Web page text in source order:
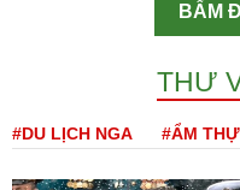
BẤM
THƯ
#DU LỊCH NGA #ẨM